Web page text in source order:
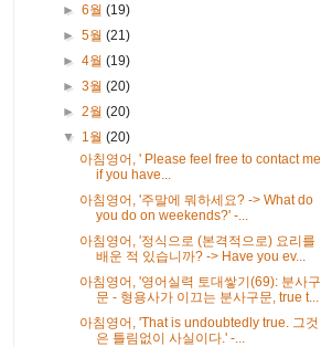
►6월(19)
►5월(21)
►4월(19)
►3월(20)
►2월(20)
▼ 1월(20)
아침영어, ' Please feel free to contact me
if you have...
아침영어, '주말에 뭐하세요? -> What do
you do on weekends?' -...
아침영어, '정식으로 (본격적으로) 요리를
배운 적 있습니까? -> Have you ev...
아침영어, '영어실력 토대쌓기(69): 분사구
문 - 형용사가 이끄는 분사구문, true t...
아침영어, 'That is undoubtedly true. 그것
은 틀림없이 사실이다.' -...